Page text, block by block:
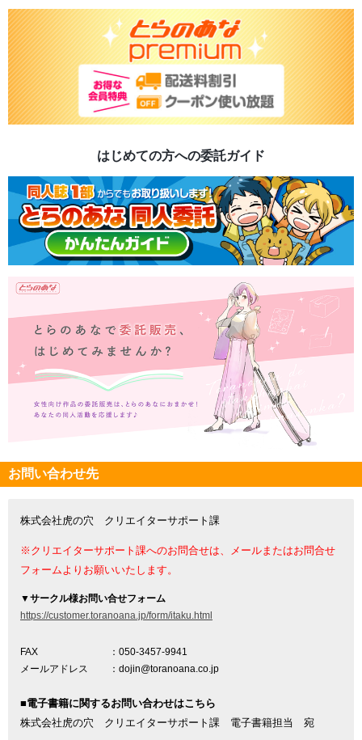
はじめての方への委託ガイド
お問い合わせ先
株式会社虎の穴 クリエイターサポート課
※クリエイターサポート課へのお問合せは、メールまたはお問合せ
フォームよりお願いいたします。
▼サークル様お問い合せフォーム
https://customer.toranoana.jp/form/itaku.html
FAX
：050-3457-9941
メールアドレス
：dojin@toranoana.co.jp
■電子書籍に関するお問い合わせはこちら
株式会社虎の穴 クリエイターサポート課 電子書籍担当 宛